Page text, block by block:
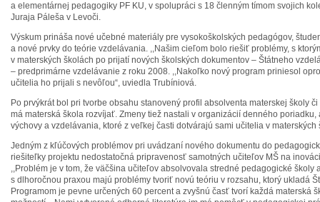
a elementárnej pedagogiky PF KU, v spolupráci s 18 členným tímom svojich
Juraja Páleša v Levoči.
Výskum prináša nové učebné materiály pre vysokoškolských pedagógov,
a nové prvky do teórie vzdelávania. ,,Našim cieľom bolo riešiť problémy, s
v materských školách po prijatí nových školských dokumentov – Štátneho
– predprimárne vzdelávanie z roku 2008. ,,Nakoľko nový program priniesol
učitelia ho prijali s nevôľou“, uviedla Trubíniová.
Po prvýkrát bol pri tvorbe obsahu stanovený profil absolventa materskej školy
má materská škola rozvíjať. Zmeny tiež nastali v organizácií denného
výchovy a vzdelávania, ktoré z veľkej časti dotvárajú sami učitelia v materských
Jedným z kľúčových problémov pri uvádzaní nového dokumentu do
riešiteľky projektu nedostatočná pripravenosť samotných učiteľov MŠ na
,,Problém je v tom, že väčšina učiteľov absolvovala stredné pedagogické školy
s dlhoročnou praxou majú problémy tvoriť novú teóriu v rozsahu, ktorý ukladá
Programom je pevne určených 60 percent a zvyšnú časť tvorí každá materská